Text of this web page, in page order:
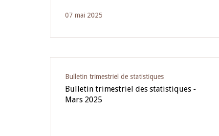
07 mai 2025
Bulletin trimestriel de statistiques
Bulletin trimestriel des statistiques -
Mars 2025